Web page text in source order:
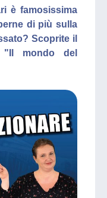
è famosissima
di più sulla
Scoprite il
mondo del